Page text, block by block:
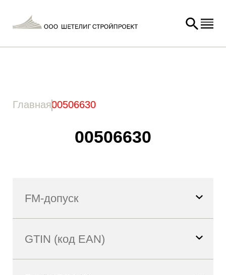
Главная00506630
00506630